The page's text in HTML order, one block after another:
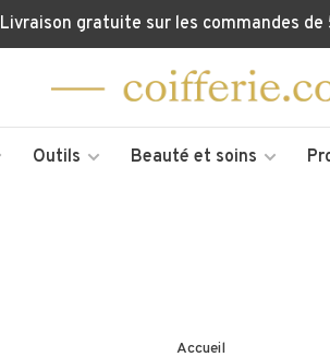
Livraison gratuite sur les commandes de
Outils Beauté et soins
Accueil